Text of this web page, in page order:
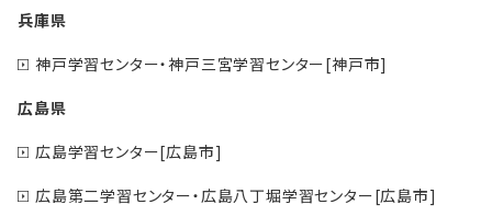
兵庫県
神戸学習センター・神戸三宮学習センター[神戸市]
広島県
広島学習センター[広島市]
広島第二学習センター・広島八丁堀学習センター[広島市]